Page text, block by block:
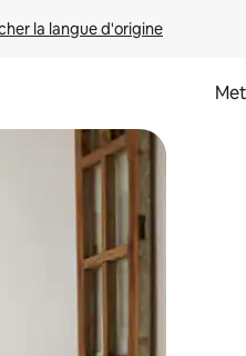
la langue d'origine